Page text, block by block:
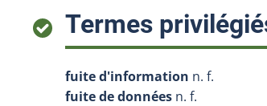
Termes
fuite d'information n. f.
fuite de données n. f.